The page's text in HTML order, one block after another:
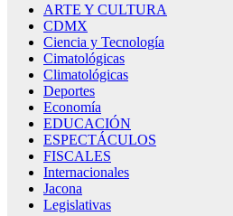
ARTE Y CULTURA
CDMX
Ciencia y Tecnología
Cimatológicas
Climatológicas
Deportes
Economía
EDUCACIÓN
ESPECTÁCULOS
FISCALES
Internacionales
Jacona
Legislativas